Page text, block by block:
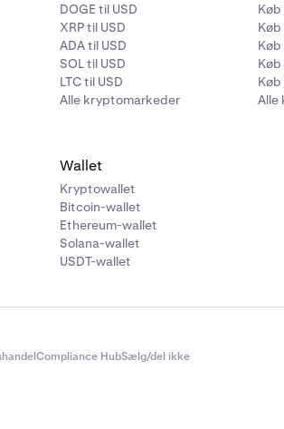
DOGE til USD
XRP til USD
ADA til USD
SOL til USD
LTC til USD
Alle kryptomarkeder
Køb
Køb
Alle
Wallet
Kryptowallet
Bitcoin-wallet
Ethereum-wallet
Solana-wallet
USDT-wallet
Compliance HubSælg/del ikke